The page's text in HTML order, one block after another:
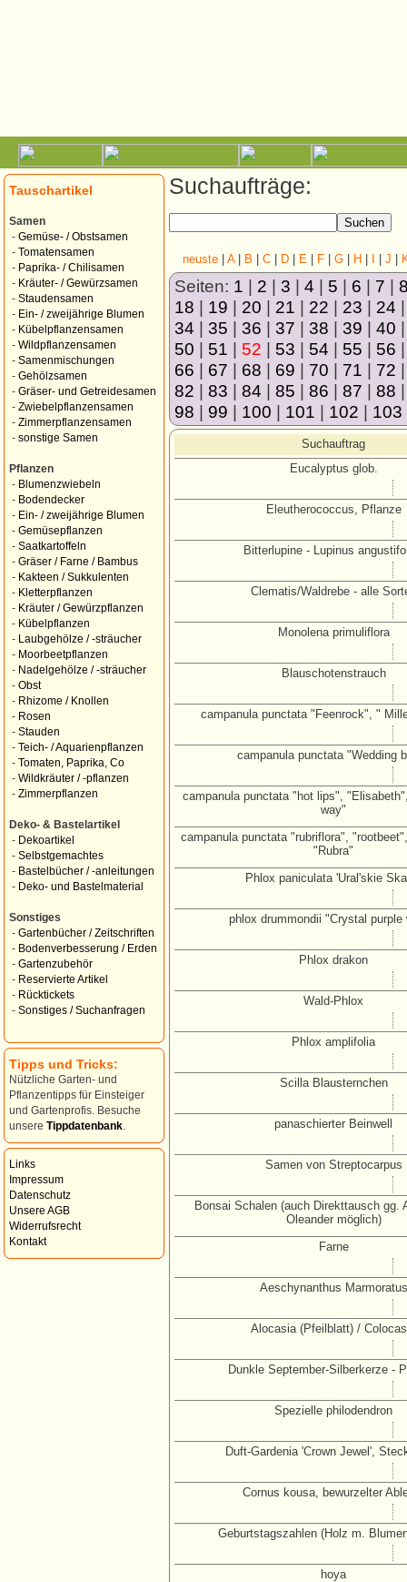
Tauschartikel
Samen
- Gemüse- / Obstsamen
- Tomatensamen
- Paprika- / Chilisamen
- Kräuter- / Gewürzsamen
- Staudensamen
- Ein- / zweijährige Blumen
- Kübelpflanzensamen
- Wildpflanzensamen
- Samenmischungen
- Gehölzsamen
- Gräser- und Getreidesamen
- Zwiebelpflanzensamen
- Zimmerpflanzensamen
- sonstige Samen
Pflanzen
- Blumenzwiebeln
- Bodendecker
- Ein- / zweijährige Blumen
- Gemüsepflanzen
- Saatkartoffeln
- Gräser / Farne / Bambus
- Kakteen / Sukkulenten
- Kletterpflanzen
- Kräuter / Gewürzpflanzen
- Kübelpflanzen
-
Laubgehölze / -sträucher
- Moorbeetpflanzen
- Nadelgehölze / -sträucher
- Obst
- Rhizome / Knollen
- Rosen
- Stauden
- Teich- / Aquarienpflanzen
- Tomaten, Paprika, Co
- Wildkräuter / -pflanzen
- Zimmerpflanzen
Deko- & Bastelartikel
- Dekoartikel
- Selbstgemachtes
- Bastelbücher / -anleitungen
- Deko- und Bastelmaterial
Sonstiges
- Gartenbücher / Zeitschriften
- Bodenverbesserung / Erden
- Gartenzubehör
- Reservierte Artikel
- Rücktickets
- Sonstiges / Suchanfragen
Tipps und Tricks:
Nützliche Garten- und
Pflanzentipps für Einsteiger
und Gartenprofis. Besuche
unsere Tippdatenbank
Links
Impressum
Datenschutz
Unsere AGB
Widerrufsrecht
Kontakt
Suchaufträge:
neuste A| B C D E F G H J
Seiten: 1 | 2 | 3 | 4 | 5 | 6 | 7 |
18 | 19 | 20 | 21 | 22 | 23 | 24
34 | 35 | 36 | 37 | 38 | 39 | 40
50 | 51 | 52 | 53 | 54 | 55 | 56
66 | 67 | 68 | 69 | 70 | 71 | 72
82 | 83 | 84 | 85 | 86 | 87 | 88
98 | 99 | 100 | 101 | 102 | 103
Suchauftrag
Eucalyptus glob.
Eleutherococcus, Pflanze
Bitterlupine - Lupinus
Clematis/Waldrebe - alle
Monolena primuliflora
Blauschotenstrauch
campanula punctata "Feenrock", "
campanula punctata "Wedding
campanula punctata "hot lips",
way"
campanula punctata "rubriflora",
"Rubra"
Phlox paniculata 'Ural'skie
phlox drummondii "Crystal purple
Phlox drakon
Wald-Phlox
Phlox amplifolia
Scilla Blausternchen
panaschierter Beinwell
Samen von Streptocarpus
Bonsai Schalen (auch Direkttausch gg.
Oleander möglich)
Farne
Aeschynanthus Marmoratus
Alocasia (Pfeilblatt) /
Dunkle September-Silberkerze -
Spezielle philodendron
Duft-Gardenia 'Crown Jewel',
Cornus kousa, bewurzelter
Geburtstagszahlen (Holz m.
hoya